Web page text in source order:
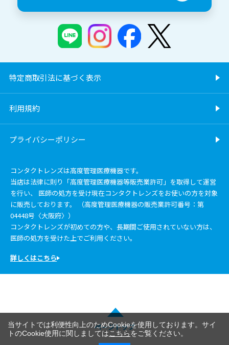
特定商取引法に基づく表示
利用規約
プライバシーポリシー
コンタクトレンズは高度管理医療機器です。
当店は法律に則り「高度管理医療機器等販売業許可」を取得して運営
を行い、 医師の処方を受け現在コンタクトレンズをお使いの方を対象
に販売しております。 （高度管理医療機器の販売業許可番号：第
04448号〈大阪府〉）
コンタクトレンズが初めての方や、長期間ご使用されていない方は、
医師の処方を受けた上でご利用ください。
詳しくはこちら
ページトップ
当サイトでは利便性向上のためCookieを使用しております。サイ
トのCookie使用に関しましてはこちらをご覧ください。